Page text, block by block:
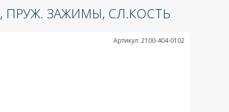
ЗАЖИМЫ, СЛ.КОСТЬ
Артикул: 2100-404-0102